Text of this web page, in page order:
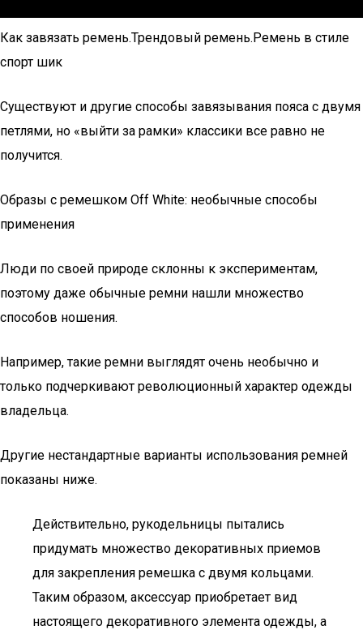
Как завязать ремень.Трендовый ремень.Ремень в стиле
спорт шик
Существуют и другие способы завязывания пояса с двумя
петлями, но «выйти за рамки» классики все равно не
получится.
Образы с ремешком Off White: необычные способы
применения
Люди по своей природе склонны к экспериментам,
поэтому даже обычные ремни нашли множество
способов ношения.
Например, такие ремни выглядят очень необычно и
только подчеркивают революционный характер одежды
владельца.
Другие нестандартные варианты использования ремней
показаны ниже.
Действительно, рукодельницы пытались
придумать множество декоративных приемов
для закрепления ремешка с двумя кольцами.
Таким образом, аксессуар приобретает вид
настоящего декоративного элемента одежды, а